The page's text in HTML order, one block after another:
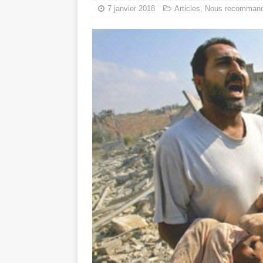
Les Israéliens
La promesse
7 janvier 2018 Articles, Nous